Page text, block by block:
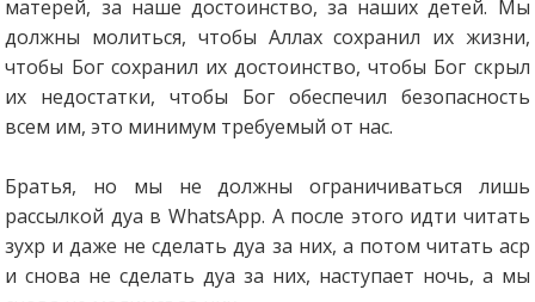
матерей, за наше достоинство, за наших детей. Мы
должны молиться, чтобы Аллах сохранил их жизни,
чтобы Бог сохранил их достоинство, чтобы Бог скрыл
их недостатки, чтобы Бог обеспечил безопасность
всем им, это минимум требуемый от нас.
Братья, но мы не должны ограничиваться лишь
рассылкой дуа в WhatsApp. А после этого идти читать
зухр и даже не сделать дуа за них, а потом читать аср
и снова не сделать дуа за них, наступает ночь, а мы